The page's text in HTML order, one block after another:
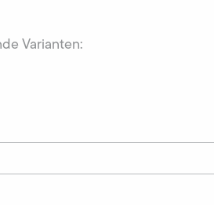
Varianten: